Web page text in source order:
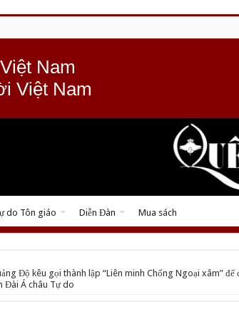
Nam
Việt Nam
do Tôn giáo Diễn Đàn Mua sách
Độ kêu gọi thành lập “Liên minh Chống Ngoại xâm” để
Đài Á châu Tự do